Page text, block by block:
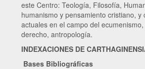
este Centro: Teología, Filosofía,
humanismo y pensamiento cristiano, y
actuales en el campo del
derecho, antropología.
INDEXACIONES DE
Bases Bibliográficas